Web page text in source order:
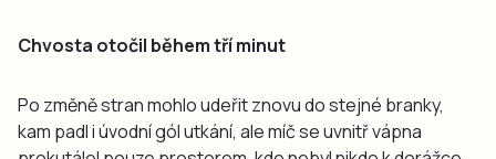
Chvosta otočil během tří minut
Po změně stran mohlo udeřit znovu do stejné branky,
kam padl i úvodní gól utkání, ale míč se uvnitř vápna